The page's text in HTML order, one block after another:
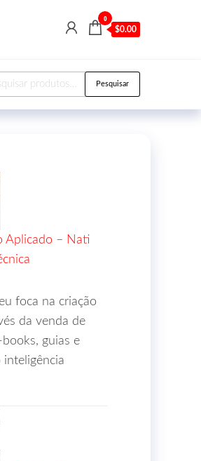
0
$0.00
Pesquisar
Aplicado – Nati
foca na criação
da venda de
guias e
inteligência